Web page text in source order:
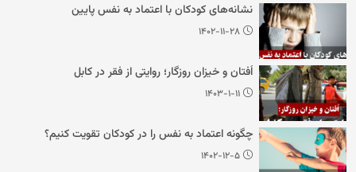
نشانه‌های کودکان با اعتماد به نفس پایین
۱۴۰۲-۱۱-۲۸
اُفتان و خیزان روزگار؛ روایتی از فقر در کابل
۱۴۰۳-۱-۱۱
چگونه اعتماد به نفس را در کودکان تقویت کنیم؟
۱۴۰۲-۱۲-۵